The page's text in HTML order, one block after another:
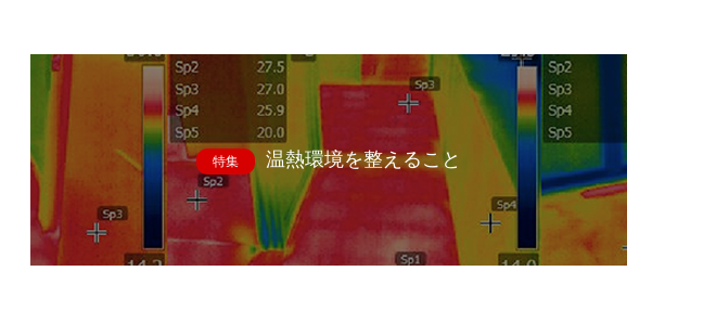
特集 温熱環境を整えること